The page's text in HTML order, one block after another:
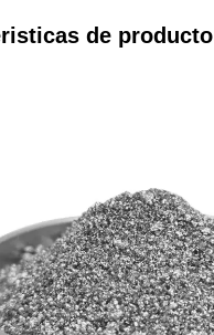
de producto